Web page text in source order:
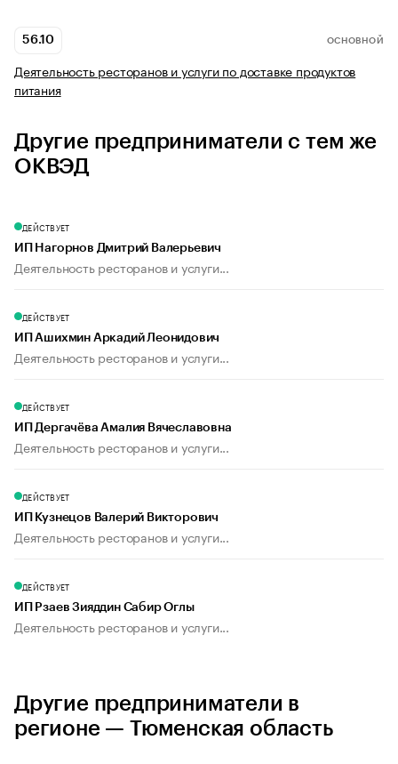
56.10 ОСНОВНОЙ
Деятельность ресторанов и услуги по доставке продуктов
питания
Другие предприниматели с тем же
ОКВЭД
ДЕЙСТВУЕТ
ИП Нагорнов Дмитрий Валерьевич
Деятельность ресторанов и услуги...
ДЕЙСТВУЕТ
ИП Ашихмин Аркадий Леонидович
Деятельность ресторанов и услуги...
ДЕЙСТВУЕТ
ИП Дергачёва Амалия Вячеславовна
Деятельность ресторанов и услуги...
ДЕЙСТВУЕТ
ИП Кузнецов Валерий Викторович
Деятельность ресторанов и услуги...
ДЕЙСТВУЕТ
ИП Рзаев Зияддин Сабир Оглы
Деятельность ресторанов и услуги...
Другие предприниматели в
регионе — Тюменская область